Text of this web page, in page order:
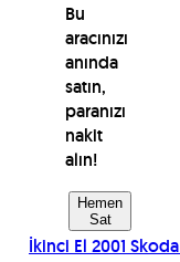
Bu
aracınızı
anında
satın,
paranızı
nakit
alın!
Hemen
Sat
İkinci El 2001 Skoda